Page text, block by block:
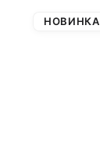
НОВИНКА